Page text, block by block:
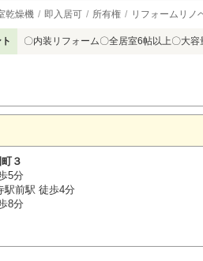
乾燥機 即入居可 所有権 リフォームリノ
〇内装リフォーム〇全居室6帖以上〇大
３
5分
駅前駅 徒歩4分
8分